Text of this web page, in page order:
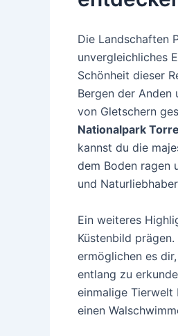
Die Landschaften
unvergleichliches
Schönheit dieser
Bergen der Anden
von Gletschern
Nationalpark
kannst du die
dem Boden ragen
und
Ein weiteres
Küstenbild
ermöglichen es
entlang zu
einmalige Tierwelt
einen